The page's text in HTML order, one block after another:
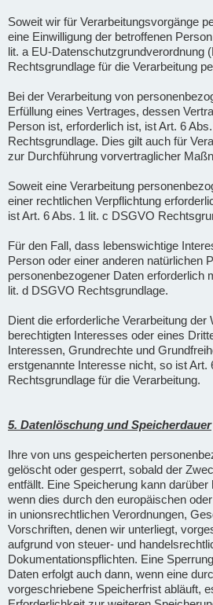
Soweit wir für Verarbeitungsvorgänge
eine Einwilligung der betroffenen
lit. a EU-Datenschutzgrundverordnung
Rechtsgrundlage für die Verarbeitung
Bei der Verarbeitung von
Erfüllung eines Vertrages, dessen
Person ist, erforderlich ist, ist Art. 6
Rechtsgrundlage. Dies gilt auch für
zur Durchführung vorvertraglicher
Soweit eine Verarbeitung
einer rechtlichen Verpflichtung
ist Art. 6 Abs. 1 lit. c DSGVO
Für den Fall, dass lebenswichtige
Person oder einer anderen natürlichen
personenbezogener Daten erforderlich
lit. d DSGVO Rechtsgrundlage.
Dient die erforderliche Verarbeitung der
berechtigten Interesses oder eines
Interessen, Grundrechte und
erstgenannte Interesse nicht, so ist Art.
Rechtsgrundlage für die Verarbeitung.
5. Datenlöschung und Speicherdauer
Ihre von uns gespeicherten
gelöscht oder gesperrt, sobald der
entfällt. Eine Speicherung kann darüber
wenn dies durch den europäischen
in unionsrechtlichen Verordnungen,
Vorschriften, denen wir unterliegt,
aufgrund von steuer- und
Dokumentationspflichten. Eine
Daten erfolgt auch dann, wenn eine
vorgeschriebene Speicherfrist abläuft,